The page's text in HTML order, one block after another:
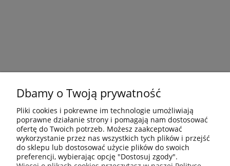
Płatności i dostawa
Dbamy o Twoją prywatność
Pliki cookies i pokrewne im technologie umożliwiają
poprawne działanie strony i pomagają nam dostosować
ofertę do Twoich potrzeb. Możesz zaakceptować
wykorzystanie przez nas wszystkich tych plików i przejść
do sklepu lub dostosować użycie plików do swoich
preferencji, wybierając opcję "Dostosuj zgody".